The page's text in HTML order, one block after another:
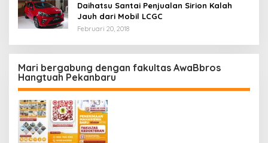
Daihatsu Santai Penjualan Sirion Kalah
Jauh dari Mobil LCGC
Februari 20, 2018
Mari bergabung dengan fakultas AwaBbros
Hangtuah Pekanbaru